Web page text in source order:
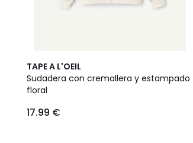
TAPE A L'OEIL
Sudadera con cremallera y estampado
floral
17.99 €
2
Colores